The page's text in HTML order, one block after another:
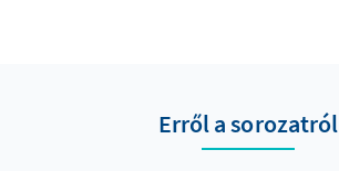
Erről a sorozatról